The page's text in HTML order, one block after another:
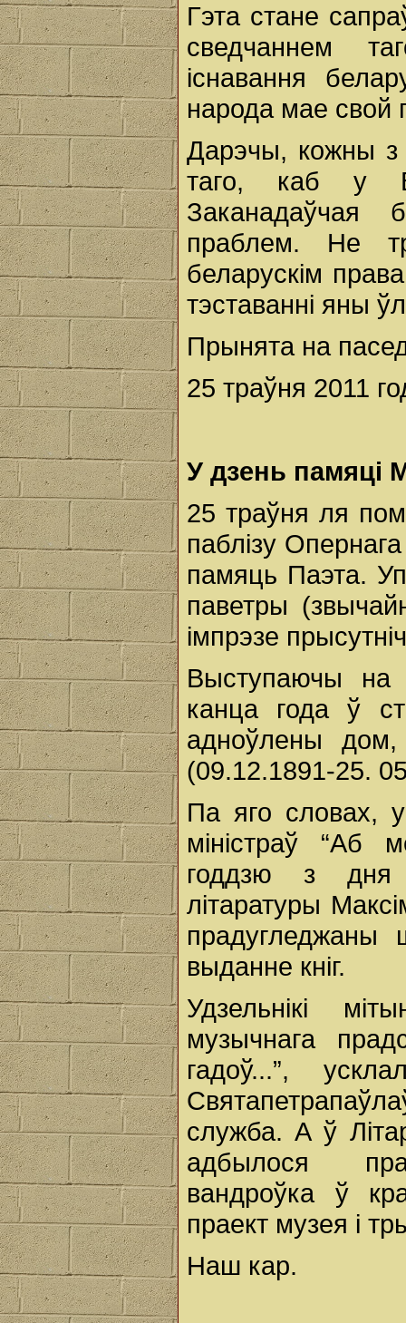
Гэта стане
сведчаннем
існавання
народа мае свой
Дарэчы, кожны з
таго, каб у
Заканадаўчая
праблем. Не
беларускім
тэставанні яны
Прынята на
25 траўня 2011
У дзень памяці
25 траўня ля
паблізу
памяць Паэта.
паветры
імпрэзе
Выступаючы на
канца года ў
адноўлены дом,
(09.12.1891-25.
Па яго словах,
міністраў “Аб
годдзю з дня
літаратуры
прадугледжаны
выданне кніг.
Удзельнікі
музычнага
гадоў...”,
служба. А ў
адбылося
вандроўка ў
праект музея і
Наш кар.